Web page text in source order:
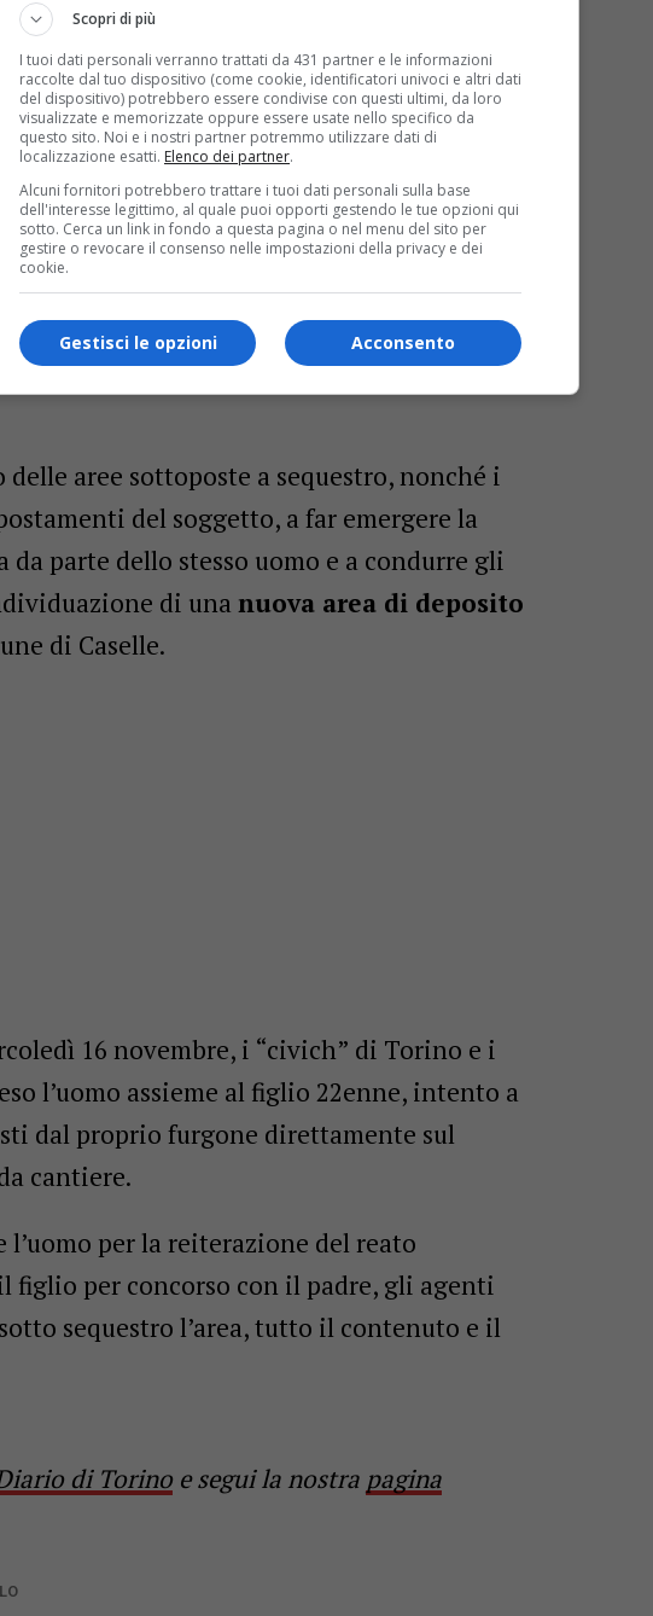
un’area a cielo aperto in viale
metalliche e utilizzata dall’uomo come
e di apparecchiature
rifiuti considerati pericolosi.
veniva svolta in un negozio di
posto sotto sequestro insieme a due box e
aree sottoposte a sequestro, nonché i
del soggetto, a far emergere la
parte dello stesso uomo e a condurre gli
di una nuova area di deposito
di Caselle.
16 novembre, i “civich” di Torino e i
l’uomo assieme al figlio 22enne, intento a
dal proprio furgone direttamente sul
cantiere.
per la reiterazione del reato
figlio per concorso con il padre, gli agenti
sequestro l’area, tutto il contenuto e il
di Torino e segui la nostra pagina
Scopri di più
I tuoi dati personali verranno trattati da 431 partner e le informazioni
raccolte dal tuo dispositivo (come cookie, identificatori univoci e altri dati
del dispositivo) potrebbero essere condivise con questi ultimi, da loro
visualizzate e memorizzate oppure essere usate nello specifico da
questo sito. Noi e i nostri partner potremmo utilizzare dati di
localizzazione esatti. Elenco dei partner.
Alcuni fornitori potrebbero trattare i tuoi dati personali sulla base
dell'interesse legittimo, al quale puoi opporti gestendo le tue opzioni qui
sotto. Cerca un link in fondo a questa pagina o nel menu del sito per
gestire o revocare il consenso nelle impostazioni della privacy e dei
cookie.
Acconsento
Gestisci le opzioni